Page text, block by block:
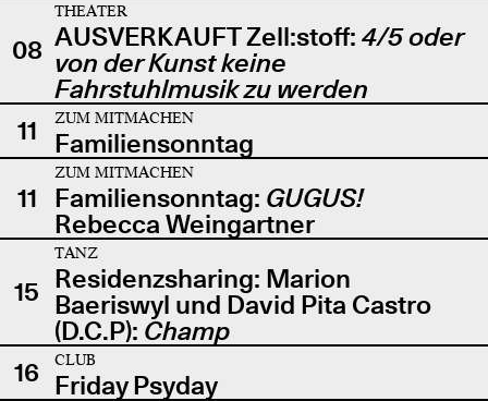
08
THEATER
AUSVERKAUFT Zell:stoff: 4/5 oder
von der Kunst keine
Fahrstuhlmusik zu werden
11
ZUM MITMACHEN
Familiensonntag
11
ZUM MITMACHEN
Familiensonntag: GUGUS!
Rebecca Weingartner
15
TANZ
Residenzsharing: Marion
Baeriswyl und David Pita Castro
(D.C.P): Champ
16
CLUB
Friday Psyday